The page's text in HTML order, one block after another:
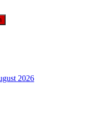
2026